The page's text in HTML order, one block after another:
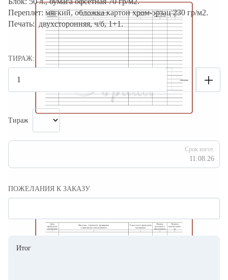
Переплет: мягкий, обложка картон хром-эрзац 230 гр/м2.
Печать: двухсторонняя, ч/б, 1+1.
ТИРАЖ:
Тираж
Срок изгот.
11.08.26
ПОЖЕЛАНИЯ К ЗАКАЗУ
Итог